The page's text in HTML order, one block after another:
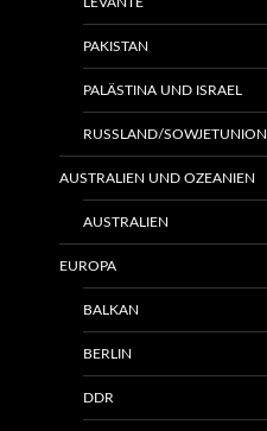
PAKISTAN
PALÄSTINA UND ISRAEL
RUSSLAND/SOWJETUNION
AUSTRALIEN UND OZEANIEN
AUSTRALIEN
EUROPA
BALKAN
BERLIN
DDR